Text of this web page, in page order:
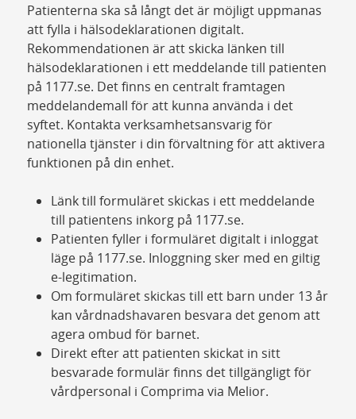
Patienterna ska så långt det är möjligt uppmanas
att fylla i hälsodeklarationen digitalt.
Rekommendationen är att skicka länken till
hälsodeklarationen i ett meddelande till patienten
på 1177.se. Det finns en centralt framtagen
meddelandemall för att kunna använda i det
syftet. Kontakta verksamhetsansvarig för
nationella tjänster i din förvaltning för att aktivera
funktionen på din enhet.
Länk till formuläret skickas i ett meddelande
till patientens inkorg på 1177.se.
Patienten fyller i formuläret digitalt i inloggat
läge på 1177.se. Inloggning sker med en giltig
e-legitimation.
Om formuläret skickas till ett barn under 13 år
kan vårdnadshavaren besvara det genom att
agera ombud för barnet.
Direkt efter att patienten skickat in sitt
besvarade formulär finns det tillgängligt för
vårdpersonal i Comprima via Melior.